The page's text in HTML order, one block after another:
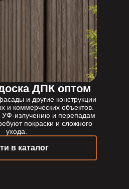
ДПК оптом
и другие конструкции
и коммерческих объектов.
УФ-излучению и перепадам
покраски и сложного
ухода.
в каталог